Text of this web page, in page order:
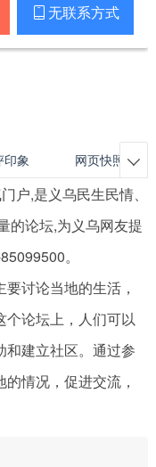
 无联系方式
印象 网页快照 
户,是义乌民生民情、
的论坛,为义乌网友提
。
讨论当地的生活，
论坛上，人们可以
和建立社区。通过参
情况，促进交流，